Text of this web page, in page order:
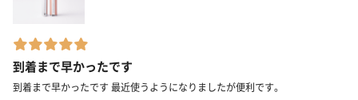
到着まで早かったです
到着まで早かったです 最近使うようになりましたが便利です。